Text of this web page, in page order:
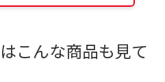
こんな商品も見て